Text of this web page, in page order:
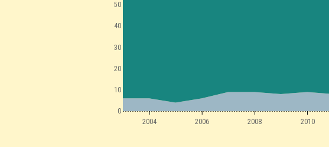
2004 2006 2008 2010
0
10
20
30
40
50